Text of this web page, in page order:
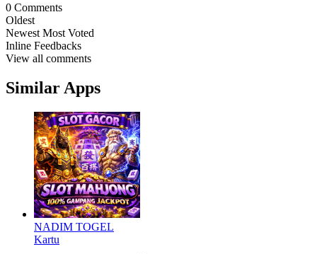
0 Comments
Oldest
Newest Most Voted
Inline Feedbacks
View all comments
Similar Apps
NADIM TOGEL
Kartu